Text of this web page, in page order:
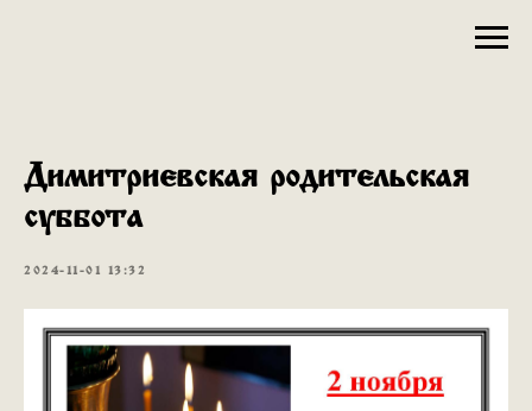
Димитриевская родительская
суббота
2024-11-01 13:32